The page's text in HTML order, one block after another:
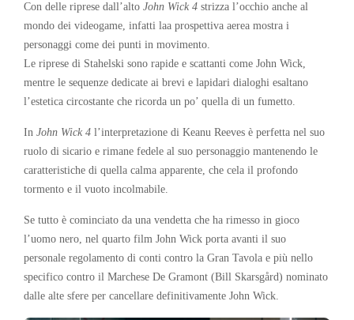
Con delle riprese dall’alto John Wick 4 strizza l’occhio anche al
mondo dei videogame, infatti laa prospettiva aerea mostra i
personaggi come dei punti in movimento.
Le riprese di Stahelski sono rapide e scattanti come John Wick,
mentre le sequenze dedicate ai brevi e lapidari dialoghi esaltano
l’estetica circostante che ricorda un po’ quella di un fumetto.
In John Wick 4 l’interpretazione di Keanu Reeves è perfetta nel suo
ruolo di sicario e rimane fedele al suo personaggio mantenendo le
caratteristiche di quella calma apparente, che cela il profondo
tormento e il vuoto incolmabile.
Se tutto è cominciato da una vendetta che ha rimesso in gioco
l’uomo nero, nel quarto film John Wick porta avanti il suo
personale regolamento di conti contro la Gran Tavola e più nello
specifico contro il Marchese De Gramont (Bill Skarsgård) nominato
dalle alte sfere per cancellare definitivamente John Wick.